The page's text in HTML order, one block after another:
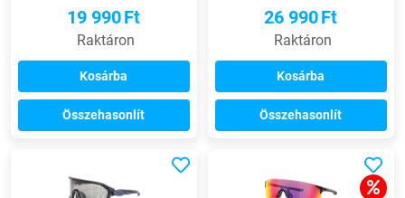
19 990Ft
Raktáron
Kosárba
Összehasonlít
26 990Ft
Raktáron
Kosárba
Összehasonlít